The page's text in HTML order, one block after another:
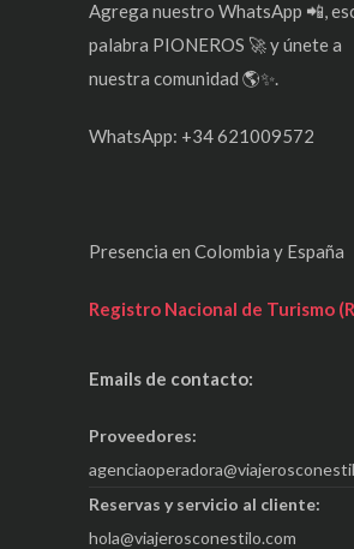
Agrega nuestro WhatsApp 📲,
palabra PIONEROS 🚀 y únete a
nuestra comunidad 🌎✨.
WhatsApp: +34 621009572
Presencia en Colombia y España
Registro Nacional de Turismo
Emails de contacto:
Proveedores:
Reservas y servicio al cliente:
hola@viajerosconestilo.com